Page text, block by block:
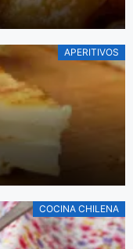
APERITIVOS
COCINA CHILENA